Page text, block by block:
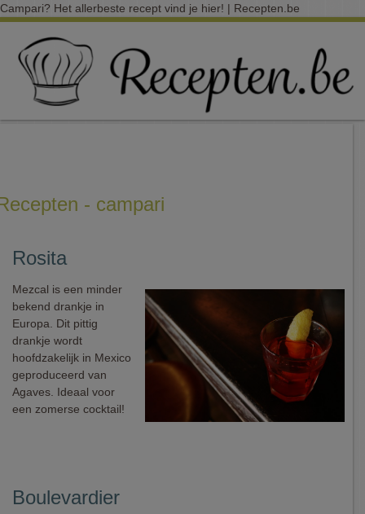
Campari? Het allerbeste recept vind je hier! | Recepten.be
- campari
Rosita
Mezcal is een minder
bekend drankje in
Europa. Dit pittig
drankje wordt
hoofdzakelijk in Mexico
geproduceerd van
Agaves. Ideaal voor
een zomerse cocktail!
Boulevardier